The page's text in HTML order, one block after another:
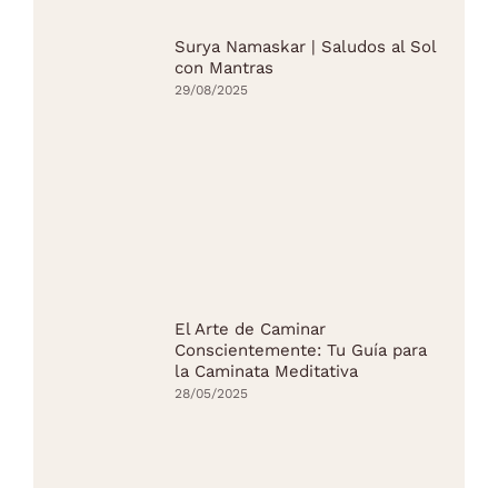
Surya Namaskar | Saludos al Sol
con Mantras
29/08/2025
El Arte de Caminar
Conscientemente: Tu Guía para
la Caminata Meditativa
28/05/2025